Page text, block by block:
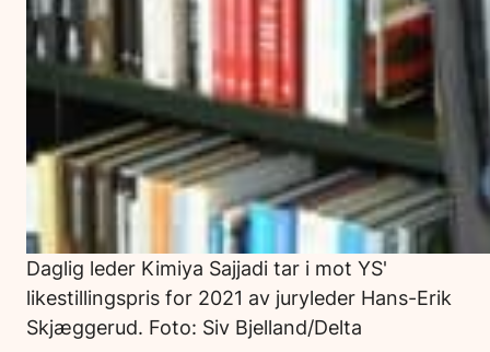
Daglig leder Kimiya Sajjadi tar i mot YS'
likestillingspris for 2021 av juryleder Hans-Erik
Skjæggerud. Foto: Siv Bjelland/Delta